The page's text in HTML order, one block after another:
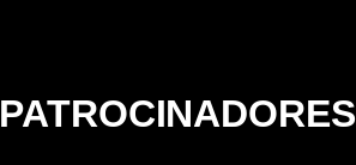
PATROCINADORES